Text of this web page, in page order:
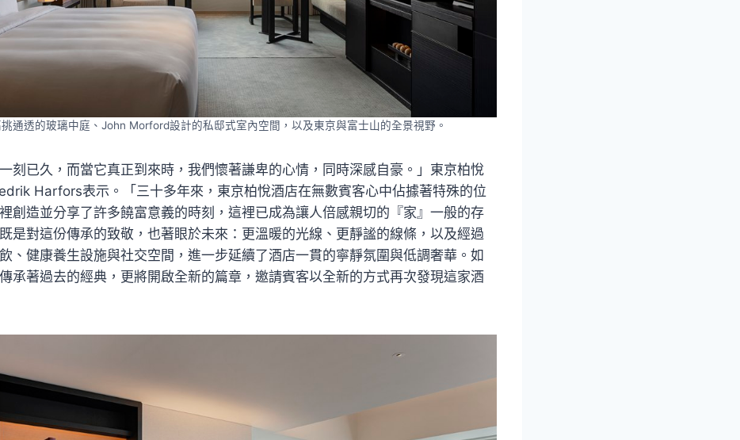
通透的玻璃中庭、John Morford設計的私邸式室內空間，以及東京與富士山的全景視野。
一刻已久，而當它真正到來時，我們懷著謙卑的心情，同時深感自豪。」東京柏悅
Harfors表示。「三十多年來，東京柏悅酒店在無數賓客心中佔據著特殊的位
創造並分享了許多饒富意義的時刻，這裡已成為讓人倍感親切的『家』一般的存
是對這份傳承的致敬，也著眼於未來：更溫暖的光線、更靜謐的線條，以及經過
、健康養生設施與社交空間，進一步延續了酒店一貫的寧靜氛圍與低調奢華。如
承著過去的經典，更將開啟全新的篇章，邀請賓客以全新的方式再次發現這家酒